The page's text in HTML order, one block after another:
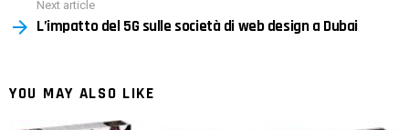
Next article
L’impatto del 5G sulle società di web design a Dubai
YOU MAY ALSO LIKE